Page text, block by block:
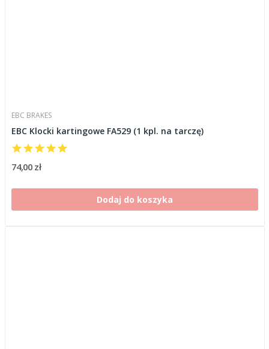
EBC BRAKES
EBC Klocki kartingowe FA529 (1 kpl. na tarczę)
74,00 zł
Dodaj do koszyka